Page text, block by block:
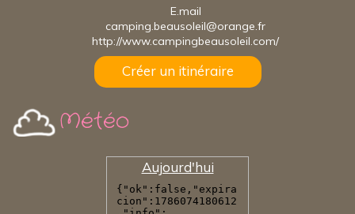
E.mail
camping.beausoleil@orange.fr
http://www.campingbeausoleil.com/
Créer un itinéraire
Météo
Aujourd'hui